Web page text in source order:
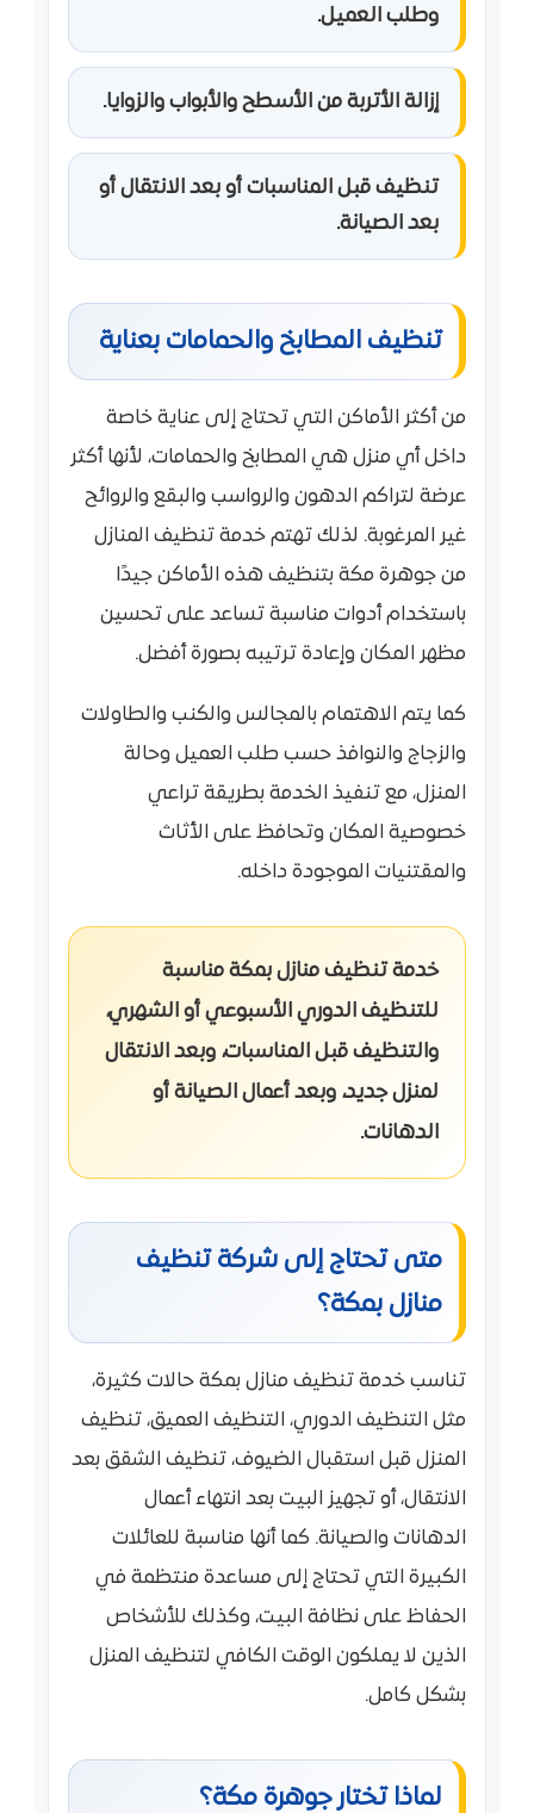
وطلب العميل.
إزالة الأتربة من الأسطح والأبواب والزوايا.
تنظيف قبل المناسبات أو بعد الانتقال أو
بعد الصيانة.
تنظيف المطابخ والحمامات بعناية
من أكثر الأماكن التي تحتاج إلى عناية خاصة
داخل أي منزل هي المطابخ والحمامات، لأنها أكثر
عرضة لتراكم الدهون والرواسب والبقع والروائح
غير المرغوبة. لذلك تهتم خدمة تنظيف المنازل
من جوهرة مكة بتنظيف هذه الأماكن جيدًا
باستخدام أدوات مناسبة تساعد على تحسين
مظهر المكان وإعادة ترتيبه بصورة أفضل.
كما يتم الاهتمام بالمجالس والكنب والطاولات
والزجاج والنوافذ حسب طلب العميل وحالة
المنزل، مع تنفيذ الخدمة بطريقة تراعي
خصوصية المكان وتحافظ على الأثاث
والمقتنيات الموجودة داخله.
خدمة تنظيف منازل بمكة مناسبة
للتنظيف الدوري الأسبوعي أو الشهري،
والتنظيف قبل المناسبات، وبعد الانتقال
لمنزل جديد، وبعد أعمال الصيانة أو
الدهانات.
متى تحتاج إلى شركة تنظيف
منازل بمكة؟
تناسب خدمة تنظيف منازل بمكة حالات كثيرة،
مثل التنظيف الدوري، التنظيف العميق، تنظيف
المنزل قبل استقبال الضيوف، تنظيف الشقق بعد
الانتقال، أو تجهيز البيت بعد انتهاء أعمال
الدهانات والصيانة. كما أنها مناسبة للعائلات
الكبيرة التي تحتاج إلى مساعدة منتظمة في
الحفاظ على نظافة البيت، وكذلك للأشخاص
الذين لا يملكون الوقت الكافي لتنظيف المنزل
بشكل كامل.
لماذا تختار جوهرة مكة؟